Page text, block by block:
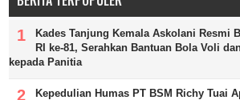
Kades Tanjung Kemala Askolani Resmi
RI ke-81, Serahkan Bantuan Bola Voli
kepada Panitia
Kepedulian Humas PT BSM Richy Tuai